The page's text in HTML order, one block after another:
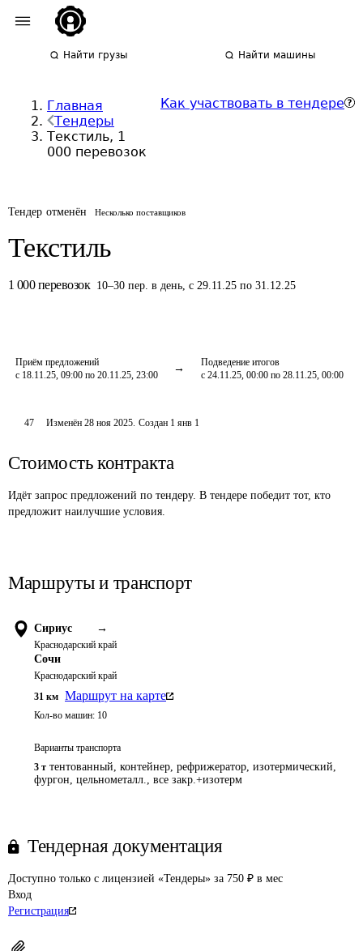
Найти грузы Найти машины
Главная
Тендеры
Текстиль, 1
000 перевозок
Как участвовать в тендере
Тендер отменён Несколько поставщиков
Текстиль
1 000 перевозок 10–30 пер. в день,с 29.11.25 по 31.12.25
Приём предложений
с 18.11.25, 09:00 по 20.11.25, 23:00
Подведение итогов
с 24.11.25, 00:00 по 28.11.25, 00:00
47 Изменён28 ноя 2025. Создан 1 янв 1
Стоимость контракта
Идёт запрос предложений по тендеру. В тендере победит тот, кто
предложит наилучшие условия.
Маршруты и транспорт
Сириус →
Краснодарский край
Сочи
Краснодарский край
31 км Маршрут на карте
Кол-во машин: 10
Варианты транспорта
3 т тентованный, контейнер, рефрижератор, изотермический,
фургон, цельнометалл., все закр.+изотерм
Тендерная документация
Доступно только с лицензией «Тендеры» за 750 ₽ в мес
Вход
Регистрация